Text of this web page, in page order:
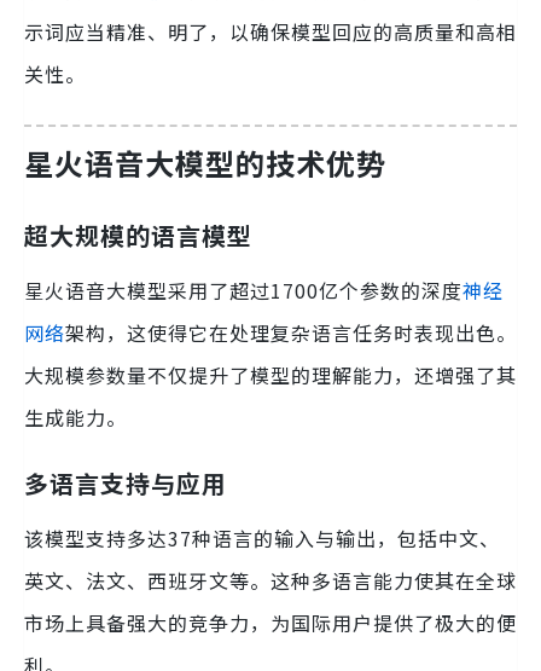
示词应当精准、明了，以确保模型回应的高质量和高相
关性。
星火语音大模型的技术优势
超大规模的语言模型
星火语音大模型采用了超过1700亿个参数的深度神经
网络架构，这使得它在处理复杂语言任务时表现出色。
大规模参数量不仅提升了模型的理解能力，还增强了其
生成能力。
多语言支持与应用
该模型支持多达37种语言的输入与输出，包括中文、
英文、法文、西班牙文等。这种多语言能力使其在全球
市场上具备强大的竞争力，为国际用户提供了极大的便
利。